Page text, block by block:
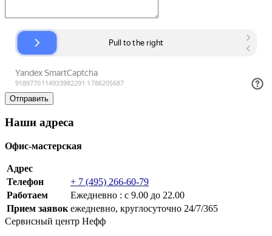
Наши адреса
Офис-мастерская
Адрес
Телефон
+ 7 (495) 266-60-79
Работаем
Ежедневно : с 9.00 до 22.00
Прием заявок ежедневно, круглосуточно 24/7/365
Сервисный центр Нефф